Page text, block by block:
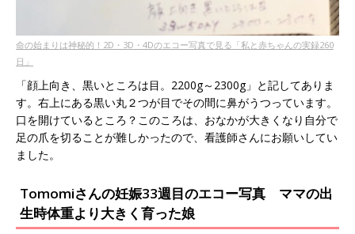
命の始まりは神秘的！2D・3D・4Dのエコー写真で見る「私と赤ちゃんの実録260
日」
「顔上向き、黒いところは目。2200g～2300g」と記してありま
す。右上にある黒い丸２つが目でその間に鼻がうつっています。
口を開けているところ？このころは、おなかが大きくなり自分で
足の爪を切ることが難しかったので、看護師さんにお願いしてい
ました。
Tomomiさんの妊娠33週目のエコー写真 ママの出
生時体重より大きく育った娘